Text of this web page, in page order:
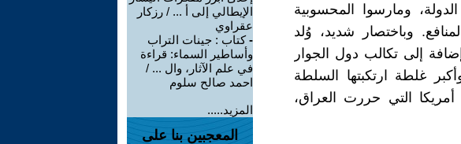
ومارسوا المحسوبية
وباختصار شديد، وُلد
إلى تكالب دول الجوار
غلطة ارتكبتها السلطة
التي حررت العراق،
الإيطالي إلى أ ... / رزكار
عقراوي
-كتاب : جينات التراب
وأساطير السماء: قراءة
في علم الآثار، وال ... /
احمد صالح سلوم
المزيد.....
المعجبين بنا على